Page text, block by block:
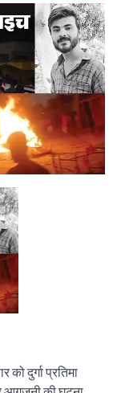
दुर्गा प्रतिमा